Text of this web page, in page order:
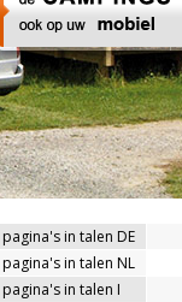
in talen DE
in talen NL
in talen I